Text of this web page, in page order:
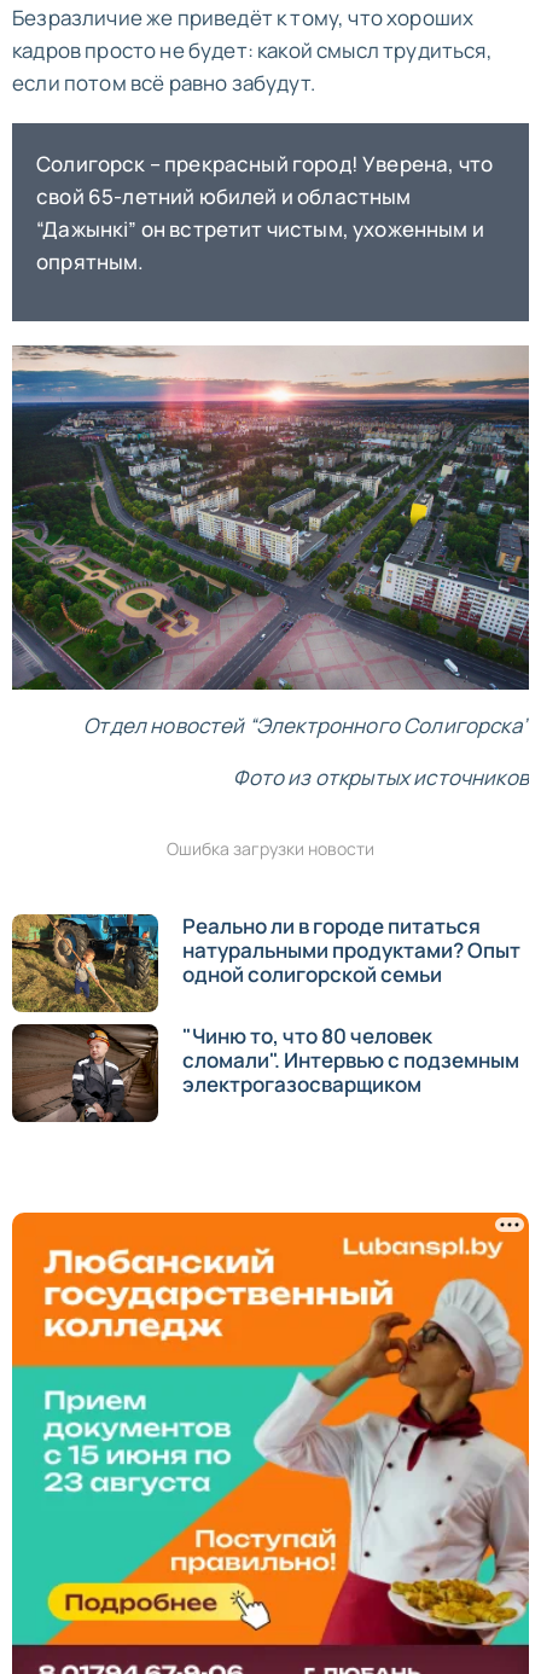
Безразличие же приведёт к тому, что хороших
кадров просто не будет: какой смысл трудиться,
если потом всё равно забудут.
Солигорск – прекрасный город! Уверена, что
свой 65-летний юбилей и областным
“Дажынкi” он встретит чистым, ухоженным и
опрятным.
Отдел новостей “Электронного Солигорска”
Фото из открытых источников
Ошибка загрузки новости
Реально ли в городе питаться
натуральными продуктами? Опыт
одной солигорской семьи
"Чиню то, что 80 человек
сломали". Интервью с подземным
электрогазосварщиком